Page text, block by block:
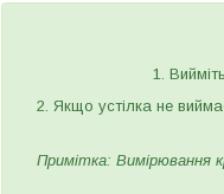
1.
2. Якщо устілка не
Примітка: Вимірювання